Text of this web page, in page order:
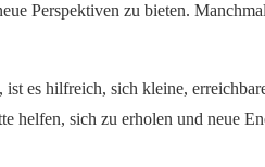
Perspektiven zu bieten.
es hilfreich, sich kleine,
helfen, sich zu erholen und neue